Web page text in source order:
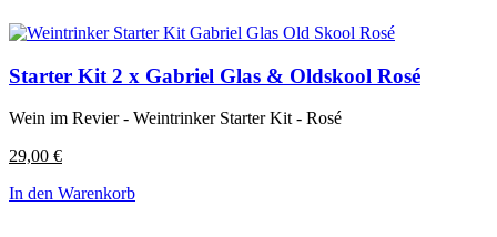
Starter Kit 2 x Gabriel Glas & Oldskool Rosé
Wein im Revier - Weintrinker Starter Kit - Rosé
29,00 €
In den Warenkorb